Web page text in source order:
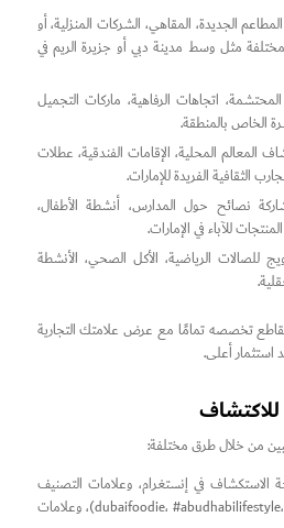
الجديدة، المقاهي، الشركات المنزلية، أو
مثل وسط مدينة دبي أو جزيرة الريم في
اتجاهات الرفاهية، ماركات التجميل
الخاص بالمنطقة.
المعالم المحلية، الإقامات الفندقية، عطلات
الثقافية الفريدة للإمارات.
نصائح حول المدارس، أنشطة الأطفال،
للآباء في الإمارات.
للصالات الرياضية، الأكل الصحي، الأنشطة
تخصصه تمامًا مع عرض علامتك التجارية
استثمار أعلى.
من خلال طرق مختلفة:
في إنستغرام، وعلامات التصنيف
المحددة (#dubaifoodie، #abudhabilifestyle، #sharjahfashion)، وعلامات